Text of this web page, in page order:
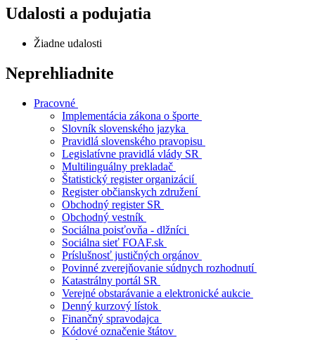
Udalosti a podujatia
Žiadne udalosti
Neprehliadnite
Pracovné
Implementácia zákona o športe
Slovník slovenského jazyka
Pravidlá slovenského pravopisu
Legislatívne pravidlá vlády SR
Multilinguálny prekladač
Štatistický register organizácií
Register občianskych združení
Obchodný register SR
Obchodný vestník
Sociálna poisťovňa - dlžníci
Sociálna sieť FOAF.sk
Príslušnosť justičných orgánov
Povinné zverejňovanie súdnych rozhodnutí
Katastrálny portál SR
Verejné obstarávanie a elektronické aukcie
Denný kurzový lístok
Finančný spravodajca
Kódové označenie štátov